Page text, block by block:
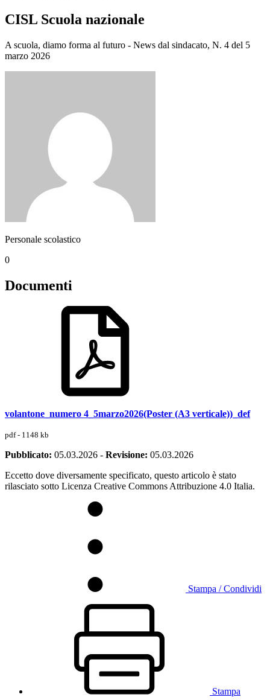
CISL Scuola nazionale
A scuola, diamo forma al futuro - News dal sindacato, N. 4 del 5
marzo 2026
Personale scolastico
0
Documenti
volantone_numero 4_5marzo2026(Poster (A3 verticale))_def
pdf - 1148 kb
Pubblicato: 05.03.2026 - Revisione: 05.03.2026
Eccetto dove diversamente specificato, questo articolo è stato
rilasciato sotto Licenza Creative Commons Attribuzione 4.0 Italia.
Stampa / Condividi
Stampa